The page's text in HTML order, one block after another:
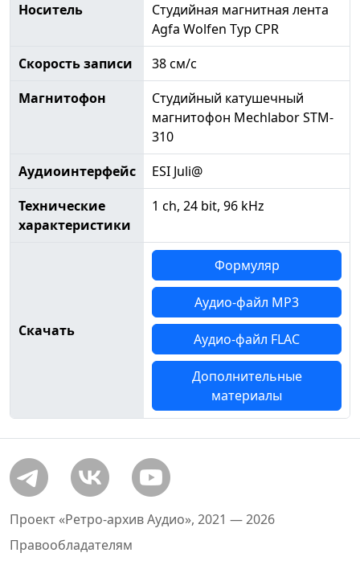
Носитель
Студийная магнитная лента
Agfa Wolfen Typ CPR
Скорость записи
38 см/с
Магнитофон
Студийный катушечный
магнитофон Mechlabor STM-
310
Аудиоинтерфейс
ESI Juli@
Технические
характеристики
1 ch, 24 bit, 96 kHz
Скачать
Формуляр
Аудио-файл MP3
Аудио-файл FLAC
Дополнительные
материалы
Проект «Ретро-архив Аудио», 2021 — 2026
Правообладателям